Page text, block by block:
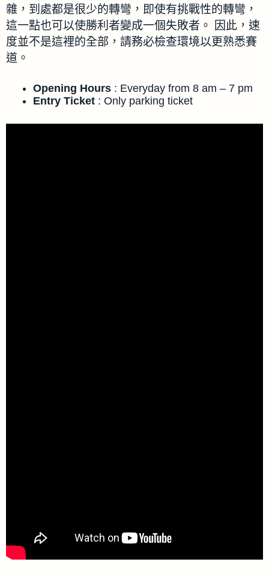
雜，到處都是很少的轉彎，即使有挑戰性的轉彎，
這一點也可以使勝利者變成一個失敗者。 因此，速
度並不是這裡的全部，請務必檢查環境以更熟悉賽
道。
Opening Hours : Everyday from 8 am – 7 pm
Entry Ticket : Only parking ticket